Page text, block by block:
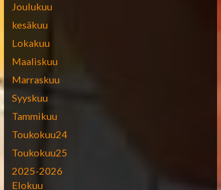
Joulukuu
kesäkuu
Lokakuu
Maaliskuu
Marraskuu
Syyskuu
Tammikuu
Toukokuu24
Toukokuu25
2025-2026
Elokuu